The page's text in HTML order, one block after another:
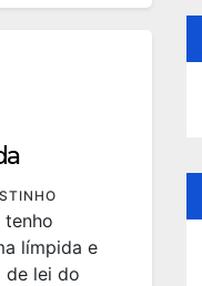
tenho
límpida e
de lei do